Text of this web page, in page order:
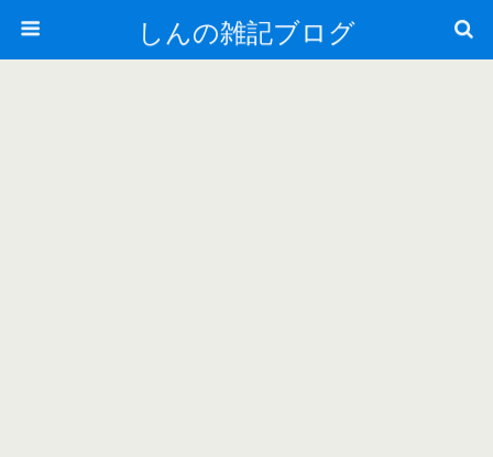
しんの雑記ブログ